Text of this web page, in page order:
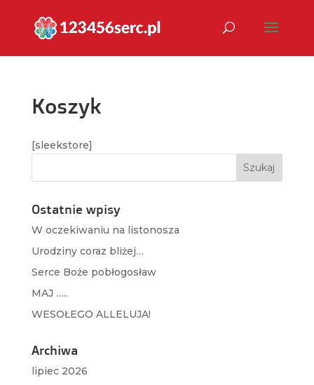
Koszyk
[sleekstore]
Ostatnie wpisy
W oczekiwaniu na listonosza
Urodziny coraz bliżej…
Serce Boże pobłogosław
MAJ …..
WESOŁEGO ALLELUJA!
Archiwa
lipiec 2026